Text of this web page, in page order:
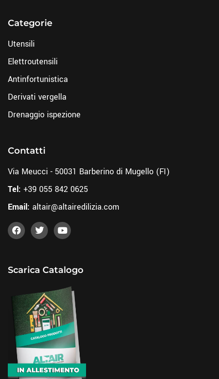
Categorie
Utensili
Elettroutensili
Antinfortunistica
Derivati vergella
Drenaggio ispezione
Contatti
Via Meucci - 50031 Barberino di Mugello (FI)
Tel: +39 055 842 0625
Email: altair@altairedilizia.com
Scarica Catalogo